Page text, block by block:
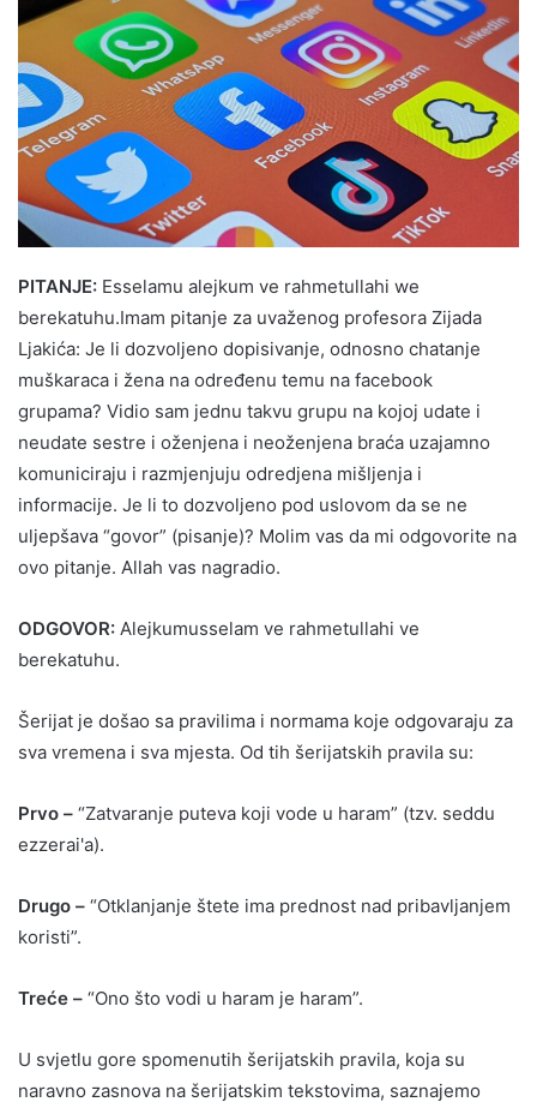
PITANJE: Esselamu alejkum ve rahmetullahi we
berekatuhu.Imam pitanje za uvaženog profesora Zijada
Ljakića: Je li dozvoljeno dopisivanje, odnosno chatanje
muškaraca i žena na određenu temu na facebook
grupama? Vidio sam jednu takvu grupu na kojoj udate i
neudate sestre i oženjena i neoženjena braća uzajamno
komuniciraju i razmjenjuju odredjena mišljenja i
informacije. Je li to dozvoljeno pod uslovom da se ne
uljepšava “govor” (pisanje)? Molim vas da mi odgovorite na
ovo pitanje. Allah vas nagradio.
ODGOVOR: Alejkumusselam ve rahmetullahi ve
berekatuhu.
Šerijat je došao sa pravilima i normama koje odgovaraju za
sva vremena i sva mjesta. Od tih šerijatskih pravila su:
Prvo – “Zatvaranje puteva koji vode u haram” (tzv. seddu
ezzerai'a).
Drugo – “Otklanjanje štete ima prednost nad pribavljanjem
koristi”.
Treće – “Ono što vodi u haram je haram”.
U svjetlu gore spomenutih šerijatskih pravila, koja su
naravno zasnova na šerijatskim tekstovima, saznajemo